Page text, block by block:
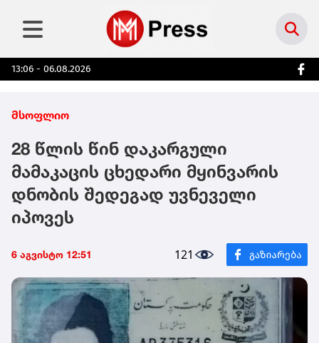
13:06 - 06.08.2026
მსოფლიო
28 წლის წინ დაკარგული
მამაკაცის ცხედარი მყინვარის
დნობის შედეგად უვნეველი
იპოვეს
6 აგვისტო 12:51 121